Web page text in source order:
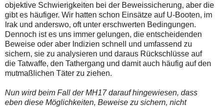
objektive Schwierigkeiten bei der Beweissicherung, aber die
gibt es häufiger. Wir hatten schon Einsätze auf U-Booten, im
Irak und anderswo, oft unter erschwerten Bedingungen.
Dennoch ist es uns immer gelungen, die entscheidenden
Beweise oder aber Indizien schnell und umfassend zu
sichern, sie zu analysieren und daraus Rückschlüsse auf
die Tatwaffe, den Tathergang und damit auch häufig auf den
mutmaßlichen Täter zu ziehen.
Nun wird beim Fall der MH17 darauf hingewiesen, dass
eben diese Möglichkeiten, Beweise zu sichern, nicht